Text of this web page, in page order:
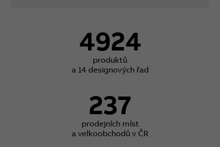
4924
produktů
a 14 designových řad
237
prodejních míst
a velkoobchodů v ČR